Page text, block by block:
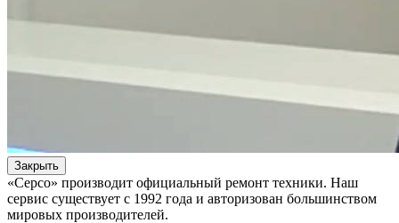
Закрыть
«Серсо» производит официальный ремонт техники. Наш
сервис существует с 1992 года и авторизован большинством
мировых производителей.